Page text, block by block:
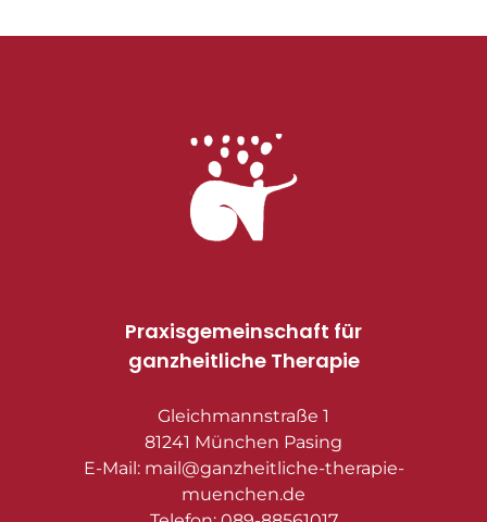
Praxisgemeinschaft für
ganzheitliche Therapie
Gleichmannstraße 1
81241 München Pasing
E-Mail: mail@ganzheitliche-therapie-
muenchen.de